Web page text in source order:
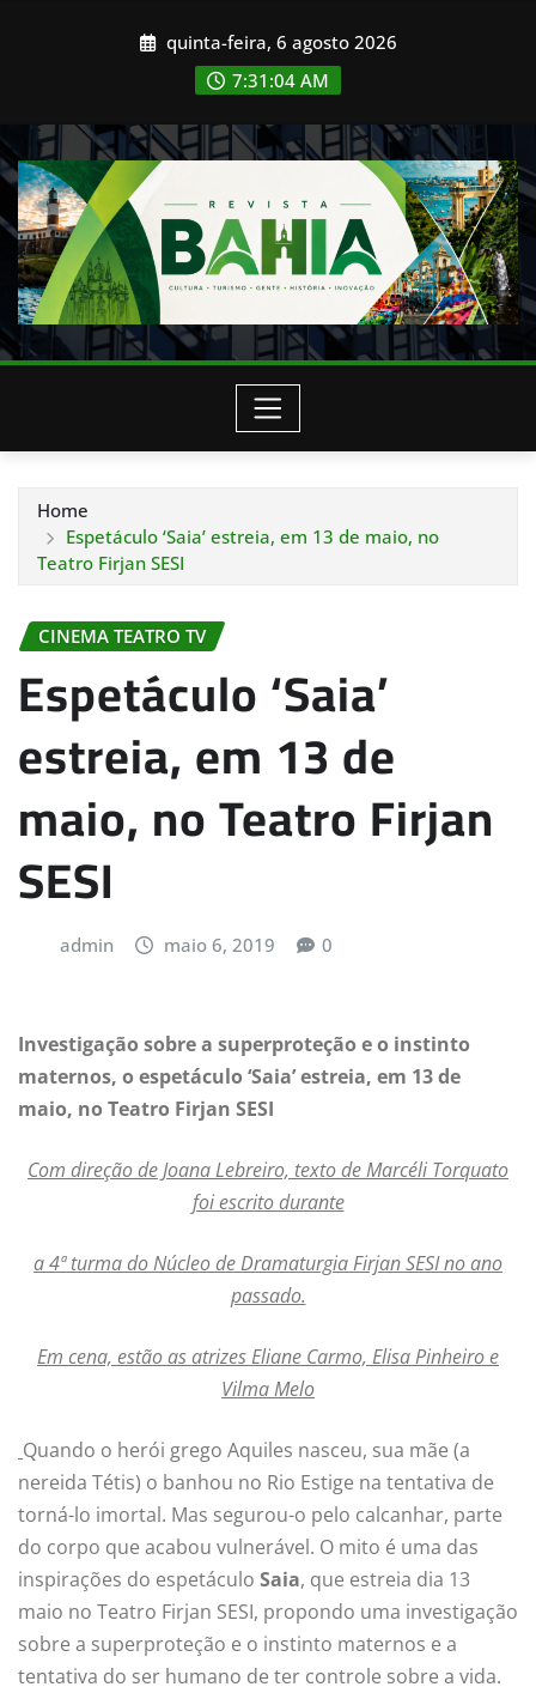
quinta-feira, 6 agosto 2026
7:31:06 AM
Home
Espetáculo ‘Saia’ estreia, em 13 de maio, no
Teatro Firjan SESI
CINEMA TEATRO TV
Espetáculo ‘Saia’
estreia, em 13 de
maio, no Teatro Firjan
SESI
admin maio 6, 2019 0
Investigação sobre a superproteção e o instinto
maternos, o espetáculo ‘Saia’ estreia, em 13 de
maio, no Teatro Firjan SESI
Com direção de Joana Lebreiro, texto de Marcéli Torquato
foi escrito durante
a 4ª turma do Núcleo de Dramaturgia Firjan SESI no ano
passado.
Em cena, estão as atrizes Eliane Carmo, Elisa Pinheiro e
Vilma Melo
Quando o herói grego Aquiles nasceu, sua mãe (a
nereida Tétis) o banhou no Rio Estige na tentativa de
torná-lo imortal. Mas segurou-o pelo calcanhar, parte
do corpo que acabou vulnerável. O mito é uma das
inspirações do espetáculo Saia, que estreia dia 13
maio no Teatro Firjan SESI, propondo uma investigação
sobre a superproteção e o instinto maternos e a
tentativa do ser humano de ter controle sobre a vida.